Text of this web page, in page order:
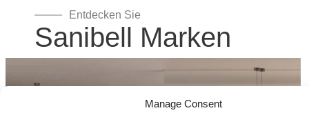
Manage Consent
Entdecken Sie
Sanibell Marken